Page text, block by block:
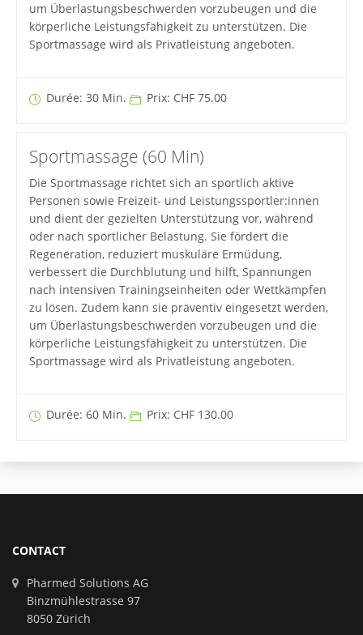
um Überlastungsbeschwerden vorzubeugen und die
körperliche Leistungsfähigkeit zu unterstützen. Die
Sportmassage wird als Privatleistung angeboten.
Durée: 30 Min. Prix: CHF 75.00
Sportmassage (60 Min)
Die Sportmassage richtet sich an sportlich aktive
Personen sowie Freizeit- und Leistungssportler:innen
und dient der gezielten Unterstützung vor, während
oder nach sportlicher Belastung. Sie fördert die
Regeneration, reduziert muskuläre Ermüdung,
verbessert die Durchblutung und hilft, Spannungen
nach intensiven Trainingseinheiten oder Wettkämpfen
zu lösen. Zudem kann sie präventiv eingesetzt werden,
um Überlastungsbeschwerden vorzubeugen und die
körperliche Leistungsfähigkeit zu unterstützen. Die
Sportmassage wird als Privatleistung angeboten.
Durée: 60 Min. Prix: CHF 130.00
CONTACT
Pharmed Solutions AG
Binzmühlestrasse 97
8050 Zürich